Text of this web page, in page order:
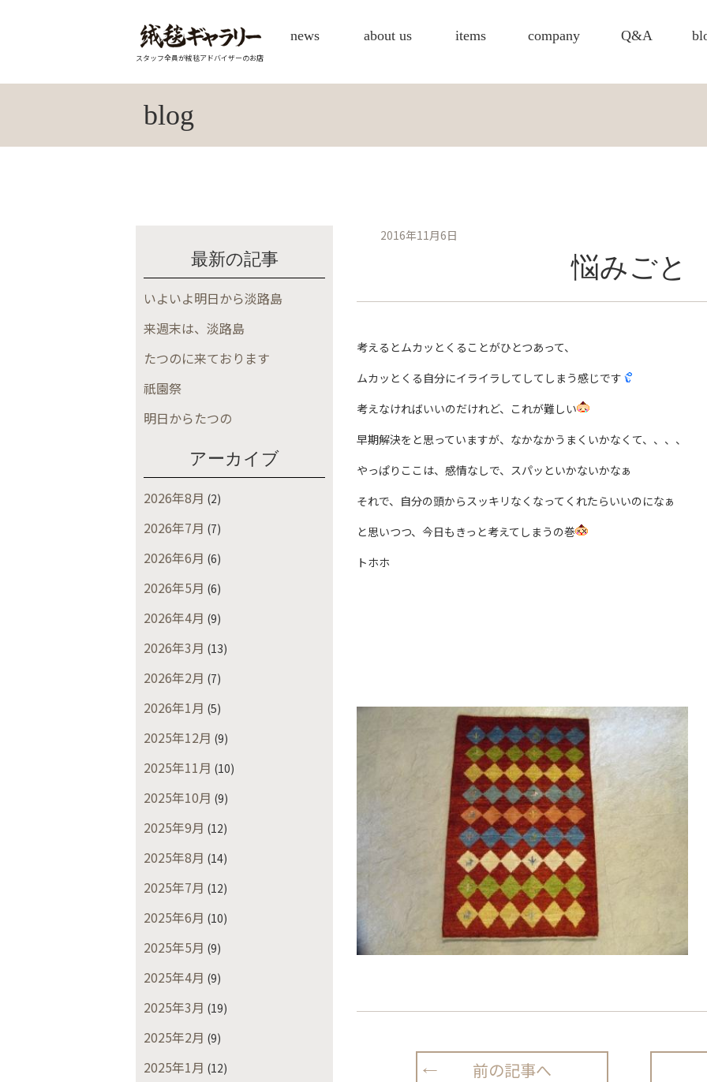
スタッフ全員が絨毯アドバイザーのお店
news about us items company Q&A
blog
最新の記事
いよいよ明日から淡路島
来週末は、淡路島
たつのに来ております
祇園祭
明日からたつの
アーカイブ
2026年8月 (2)
2026年7月 (7)
2026年6月 (6)
2026年5月 (6)
2026年4月 (9)
2026年3月 (13)
2026年2月 (7)
2026年1月 (5)
2025年12月 (9)
2025年11月 (10)
2025年10月 (9)
2025年9月 (12)
2025年8月 (14)
2025年7月 (12)
2025年6月 (10)
2025年5月 (9)
2025年4月 (9)
2025年3月 (19)
2025年2月 (9)
2025年1月 (12)
2016年11月6日
悩みごと
考えるとムカッとくることがひとつあって、
ムカッとくる自分にイライラしてしてしまう感じです
考えなければいいのだけれど、これが難しい
早期解決をと思っていますが、なかなかうまくいかなくて、、、、
やっぱりここは、感情なしで、スパッといかないかなぁ
それで、自分の頭からスッキリなくなってくれたらいいのになぁ
と思いつつ、今日もきっと考えてしまうの巻
トホホ
前の記事へ